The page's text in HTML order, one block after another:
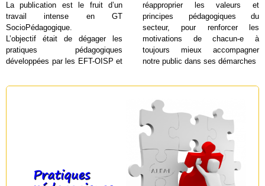
La publication est le fruit d’un
travail intense en GT
SocioPédagogique.
L’objectif était de dégager les
pratiques pédagogiques
développées par les EFT-OISP et
réapproprier les valeurs et
principes pédagogiques du
secteur, pour renforcer les
motivations de chacun-e à
toujours mieux accompagner
notre public dans ses démarches